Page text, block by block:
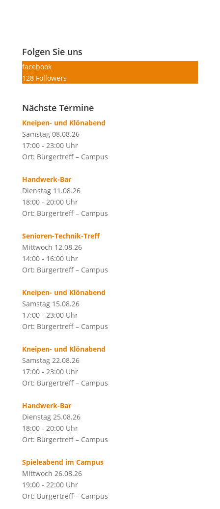
Folgen Sie uns
facebook
128 Followers
Nächste Termine
Kneipen- und Klönabend
Samstag 08.08.26
17:00 - 23:00 Uhr
Ort: Bürgertreff – Campus
Handwerk-Bar
Dienstag 11.08.26
18:00 - 20:00 Uhr
Ort: Bürgertreff – Campus
Senioren-Technik-Treff
Mittwoch 12.08.26
14:00 - 16:00 Uhr
Ort: Bürgertreff – Campus
Kneipen- und Klönabend
Samstag 15.08.26
17:00 - 23:00 Uhr
Ort: Bürgertreff – Campus
Kneipen- und Klönabend
Samstag 22.08.26
17:00 - 23:00 Uhr
Ort: Bürgertreff – Campus
Handwerk-Bar
Dienstag 25.08.26
18:00 - 20:00 Uhr
Ort: Bürgertreff – Campus
Spieleabend im Campus
Mittwoch 26.08.26
19:00 - 22:00 Uhr
Ort: Bürgertreff – Campus